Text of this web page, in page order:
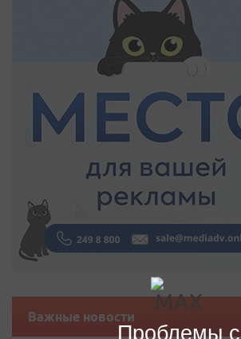
Важные новости
Проблемы с